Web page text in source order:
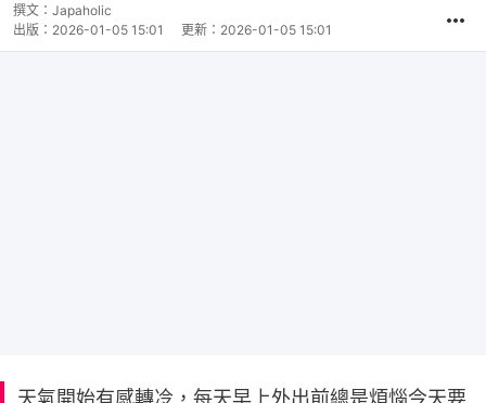
撰文： Japaholic
出版： 2026-01-05 15:01 更新： 2026-01-05 15:01
天氣開始有感轉冷，每天早上外出前總是煩惱今天要